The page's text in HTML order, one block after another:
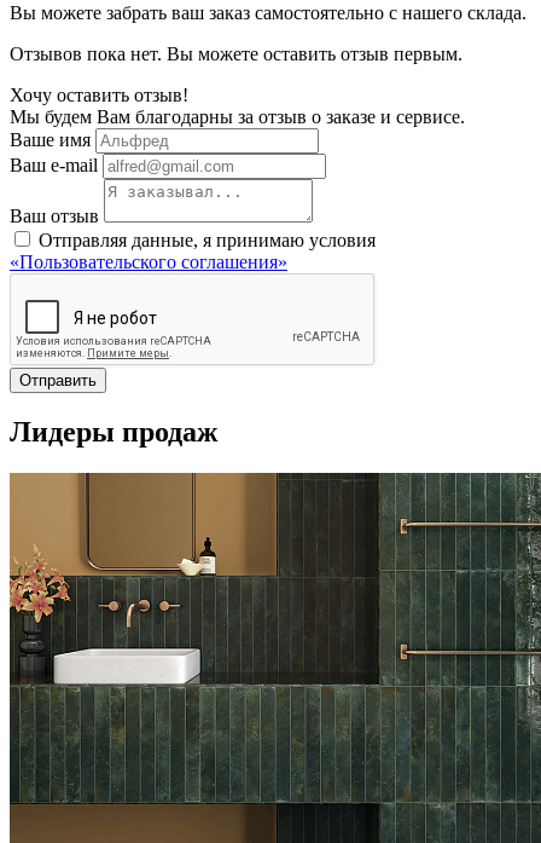
Вы можете забрать ваш заказ самостоятельно с нашего склада.
Отзывов пока нет. Вы можете оставить отзыв первым.
Хочу оставить отзыв!
Мы будем Вам благодарны за отзыв о заказе и сервисе.
Ваше имя
Ваш e-mail
Ваш отзыв
Отправляя данные, я принимаю условия
«Пользовательского соглашения»
Отправить
Лидеры продаж